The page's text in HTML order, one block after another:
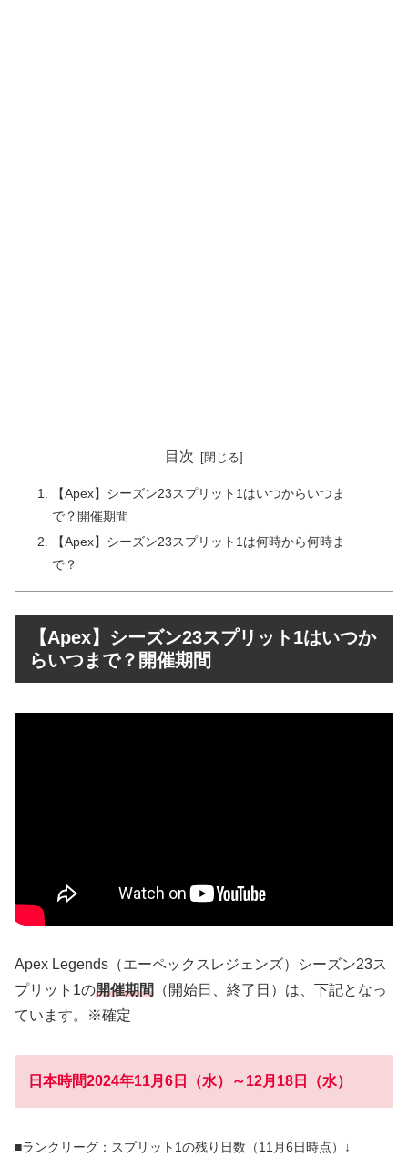
目次
【Apex】シーズン23スプリット1はいつからいつま
で？開催期間
【Apex】シーズン23スプリット1は何時から何時ま
で？
【Apex】シーズン23スプリット1はいつか
らいつまで？開催期間
Apex Legends（エーペックスレジェンズ）シーズン23ス
プリット1の開催期間 （開始日、終了日）は、下記となっ
ています。※確定
日本時間2024年11月6日（水）～12月18日（水）
■ランクリーグ：スプリット1の残り日数（11月6日時点）↓